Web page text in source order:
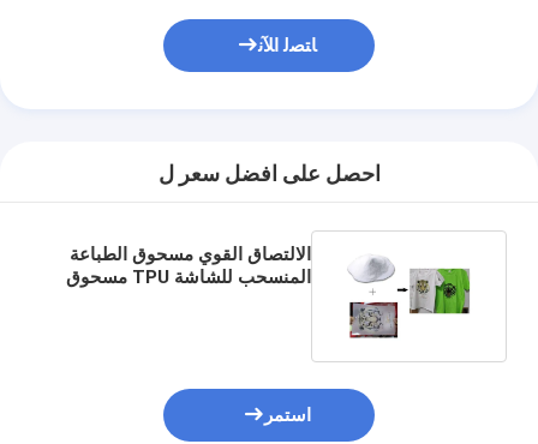
ﺎﺘﺼﻟ ﺍﻶﻧ
احصل على افضل سعر ل
الالتصاق القوي مسحوق الطباعة
المنسحب للشاشة TPU مسحوق
استمر